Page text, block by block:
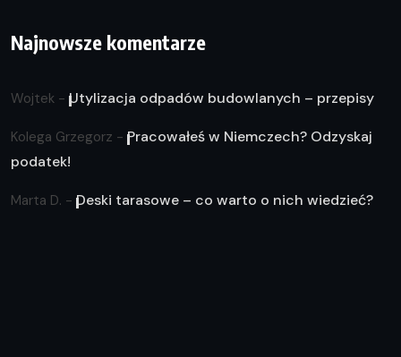
Najnowsze komentarze
Wojtek - Utylizacja odpadów budowlanych – przepisy
Kolega Grzegorz - Pracowałeś w Niemczech? Odzyskaj
podatek!
Marta D. - Deski tarasowe – co warto o nich wiedzieć?